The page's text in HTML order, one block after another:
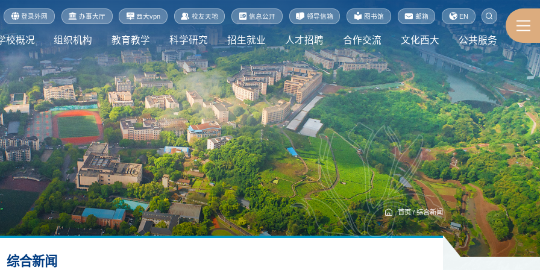
登录外网 办事大厅 西大vpn 校友天地 信息公开 领导信箱 图书馆 邮箱 EN
校概况 组织机构 教育教学 科学研究 招生就业 人才招聘 合作交流 文化西大 公共服务
首页/综合新闻
综合新闻